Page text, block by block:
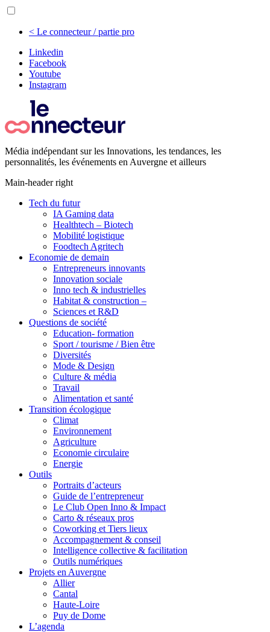
< Le connecteur / partie pro
Linkedin
Facebook
Youtube
Instagram
Média indépendant sur les Innovations, les tendances, les
personnalités, les événements en Auvergne et ailleurs
Main-header right
Tech du futur
IA Gaming data
Healthtech – Biotech
Mobilité logistique
Foodtech Agritech
Economie de demain
Entrepreneurs innovants
Innovation sociale
Inno tech & industrielles
Habitat & construction –
Sciences et R&D
Questions de société
Education- formation
Sport / tourisme / Bien être
Diversités
Mode & Design
Culture & média
Travail
Alimentation et santé
Transition écologique
Climat
Environnement
Agriculture
Economie circulaire
Energie
Outils
Portraits d’acteurs
Guide de l’entrepreneur
Le Club Open Inno & Impact
Carto & réseaux pros
Coworking et Tiers lieux
Accompagnement & conseil
Intelligence collective & facilitation
Outils numériques
Projets en Auvergne
Allier
Cantal
Haute-Loire
Puy de Dome
L’agenda